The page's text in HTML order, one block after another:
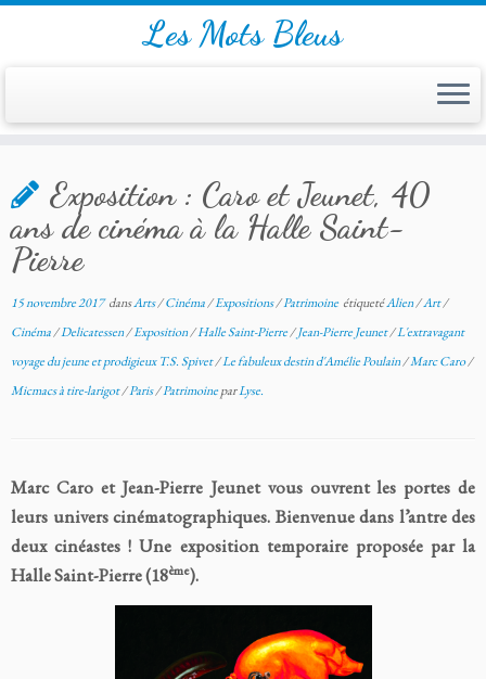
content
Les Mots Bleus
Exposition : Caro et Jeunet, 40
ans de cinéma à la Halle Saint-
Pierre
15 novembre 2017dansArts/Cinéma/Expositions/Patrimoine étiquetéAlien/Art/
Cinéma/Delicatessen/Exposition/Halle Saint-Pierre/Jean-Pierre Jeunet/L'extravagant
voyage du jeune et prodigieux T.S. Spivet/Le fabuleux destin d'Amélie Poulain/Marc Caro/
Micmacs à tire-larigot/Paris/PatrimoineparLyse.
Marc Caro et Jean-Pierre Jeunet vous ouvrent les portes de
leurs univers cinématographiques. Bienvenue dans l’antre des
deux cinéastes ! Une exposition temporaire proposée par la
Halle Saint-Pierre (18ème).